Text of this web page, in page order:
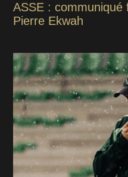
ASSE :
Pierre Ekwah